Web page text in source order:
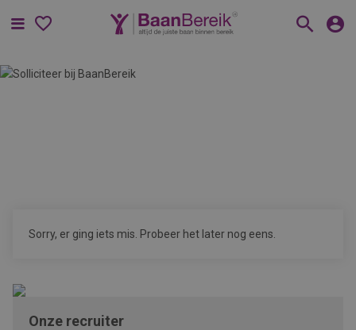
Menu
Sorry, er ging iets mis. Probeer het later nog eens.
Onze recruiter